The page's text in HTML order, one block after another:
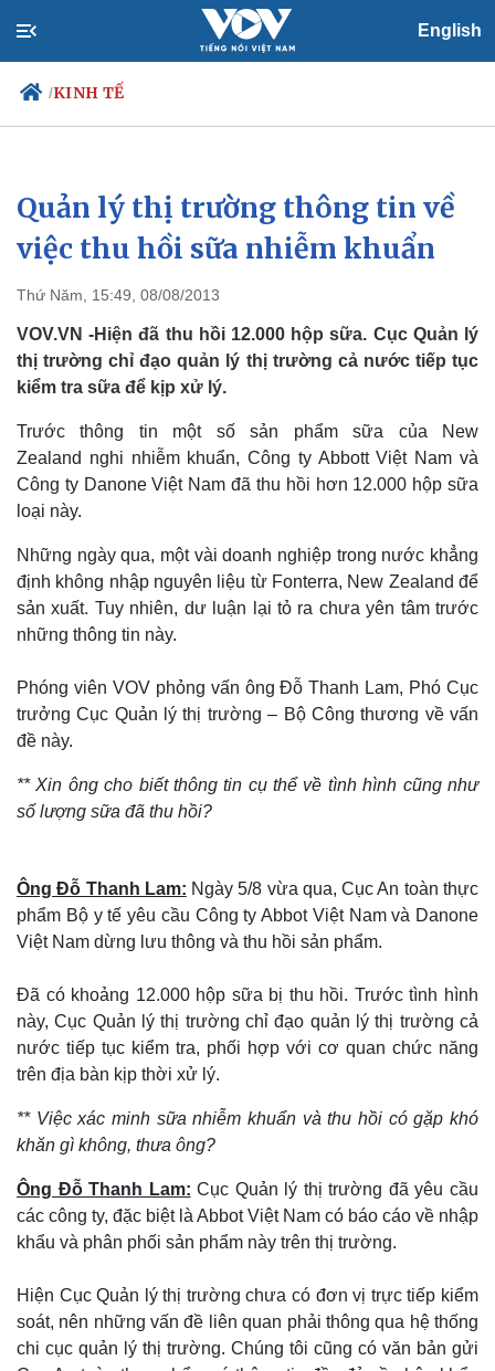
English
/KINH TẾ
Chính trị
Đảng
Tổ chức nhân sự
Nhận diện sự thật
Xã hội
Tin 24h
Dự báo thời tiết
Việc làm
Biển đảo
Quản lý thị trường thông tin về
việc thu hồi sữa nhiễm khuẩn
Thứ Năm, 15:49, 08/08/2013
VOV.VN -Hiện đã thu hồi 12.000 hộp sữa. Cục Quản lý
thị trường chỉ đạo quản lý thị trường cả nước tiếp tục
kiểm tra sữa để kịp xử lý.
Trước thông tin một số sản phẩm sữa của New
Zealand nghi nhiễm khuẩn, Công ty Abbott Việt Nam và
Công ty Danone Việt Nam đã thu hồi hơn 12.000 hộp sữa
loại này.
Những ngày qua, một vài doanh nghiệp trong nước khẳng
định không nhập nguyên liệu từ Fonterra, New Zealand để
sản xuất. Tuy nhiên, dư luận lại tỏ ra chưa yên tâm trước
những thông tin này.
Phóng viên VOV phỏng vấn ông Đỗ Thanh Lam, Phó Cục
trưởng Cục Quản lý thị trường – Bộ Công thương về vấn
đề này.
** Xin ông cho biết thông tin cụ thể về tình hình cũng như
số lượng sữa đã thu hồi?
Ông Đỗ Thanh Lam: Ngày 5/8 vừa qua, Cục An toàn thực
phẩm Bộ y tế yêu cầu Công ty Abbot Việt Nam và Danone
Việt Nam dừng lưu thông và thu hồi sản phẩm.
Đã có khoảng 12.000 hộp sữa bị thu hồi. Trước tình hình
này, Cục Quản lý thị trường chỉ đạo quản lý thị trường cả
nước tiếp tục kiểm tra, phối hợp với cơ quan chức năng
trên địa bàn kịp thời xử lý.
** Việc xác minh sữa nhiễm khuẩn và thu hồi có gặp khó
khăn gì không, thưa ông?
Ông Đỗ Thanh Lam: Cục Quản lý thị trường đã yêu cầu
các công ty, đặc biệt là Abbot Việt Nam có báo cáo về nhập
khẩu và phân phối sản phẩm này trên thị trường.
Hiện Cục Quản lý thị trường chưa có đơn vị trực tiếp kiểm
soát, nên những vấn đề liên quan phải thông qua hệ thống
chi cục quản lý thị trường. Chúng tôi cũng có văn bản gửi